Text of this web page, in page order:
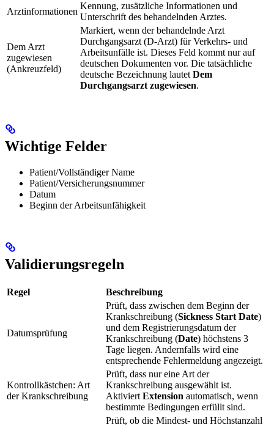
Arztinformationen
Kennung, zusätzliche Informationen und
Unterschrift des behandelnden Arztes.
Dem Arzt
zugewiesen
(Ankreuzfeld)
Markiert, wenn der behandelnde Arzt
Durchgangsarzt (D-Arzt) für Verkehrs- und
Arbeitsunfälle ist. Dieses Feld kommt nur auf
deutschen Dokumenten vor. Die tatsächliche
deutsche Bezeichnung lautetDem
Durchgangsarzt zugewiesen.
Wichtige Felder
Patient/Vollständiger Name
Patient/Versicherungsnummer
Datum
Beginn der Arbeitsunfähigkeit
Validierungsregeln
Regel Beschreibung
Datumsprüfung
Prüft, dass zwischen dem Beginn der
Krankschreibung (Sickness Start Date)
und dem Registrierungsdatum der
Krankschreibung (Date) höchstens 3
Tage liegen. Andernfalls wird eine
entsprechende Fehlermeldung angezeigt.
Kontrollkästchen: Art
der Krankschreibung
Prüft, dass nur eine Art der
Krankschreibung ausgewählt ist.
Aktiviert Extension automatisch, wenn
bestimmte Bedingungen erfüllt sind.
Prüft, ob die Mindest- und Höchstanzahl